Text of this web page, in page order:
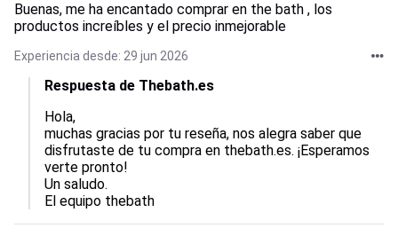
Buenas, me ha encantado comprar en the bath , los
productos increíbles y el precio inmejorable
Experiencia desde: 29 jun 2026
Respuesta de Thebath.es
Hola,
muchas gracias por tu reseña, nos alegra saber que
disfrutaste de tu compra en thebath.es. ¡Esperamos
verte pronto!
Un saludo.
El equipo thebath